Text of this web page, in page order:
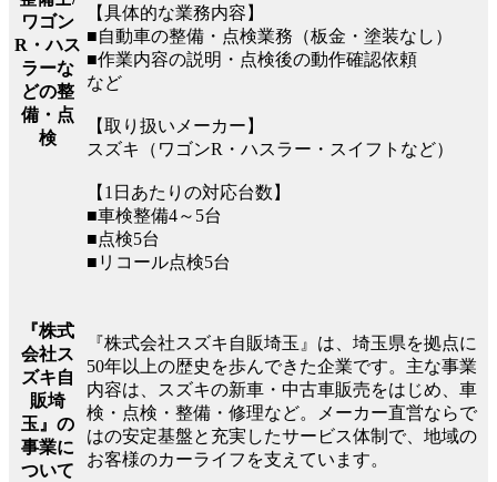
ワゴン
R・ハス
ラーな
どの整
備・点
検
【具体的な業務内容】
■自動車の整備・点検業務（板金・塗装なし）
■作業内容の説明・点検後の動作確認依頼
など
【取り扱いメーカー】
スズキ（ワゴンR・ハスラー・スイフトなど）
【1日あたりの対応台数】
■車検整備4～5台
■点検5台
■リコール点検5台
『株式
会社ス
ズキ自
販埼
玉』の
事業に
ついて
『株式会社スズキ自販埼玉』は、埼玉県を拠点に
50年以上の歴史を歩んできた企業です。主な事業
内容は、スズキの新車・中古車販売をはじめ、車
検・点検・整備・修理など。メーカー直営ならで
はの安定基盤と充実したサービス体制で、地域の
お客様のカーライフを支えています。